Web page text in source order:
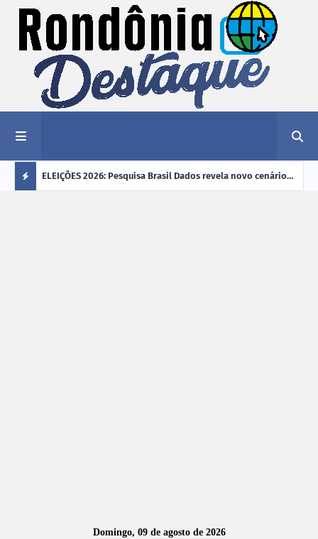
a mais ELEIÇÕES 2026: Pesquisa Brasil Dados revela novo cenário
Domingo, 09 de agosto de 2026